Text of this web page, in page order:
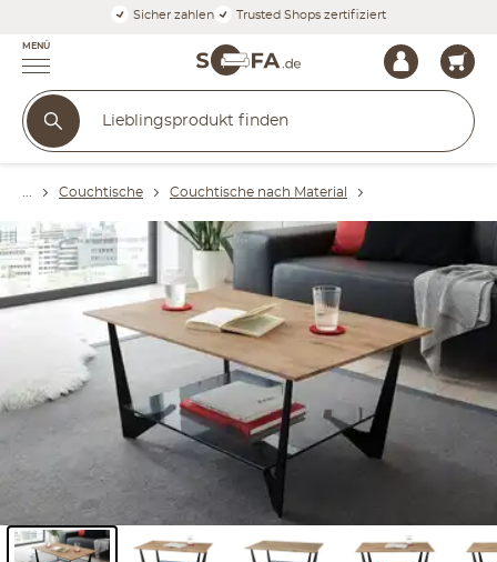
Sicher zahlen Trusted Shops zertifiziert
MENÜ
Couchtische Couchtische nach Material